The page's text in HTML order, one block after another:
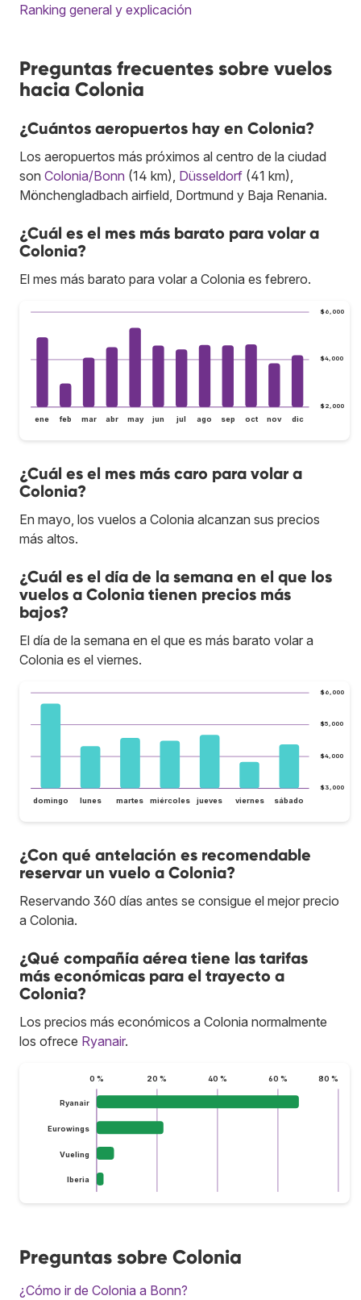
Ranking general y explicación
Preguntas frecuentes sobre vuelos
hacia Colonia
¿Cuántos aeropuertos hay en Colonia?
Los aeropuertos más próximos al centro de la ciudad
son Colonia/Bonn (14 km), Düsseldorf (41 km),
Mönchengladbach airfield, Dortmund y Baja Renania.
¿Cuál es el mes más barato para volar a
Colonia?
El mes más barato para volar a Colonia es febrero.
$2,000
$4,000
$6,000
ene feb mar abr may jun jul ago sep oct nov dic
¿Cuál es el mes más caro para volar a
Colonia?
En mayo, los vuelos a Colonia alcanzan sus precios
más altos.
¿Cuál es el día de la semana en el que los
vuelos a Colonia tienen precios más
bajos?
El día de la semana en el que es más barato volar a
Colonia es el viernes.
$3,000
$4,000
$5,000
$6,000
domingo lunes martes miércoles jueves viernes sábado
¿Con qué antelación es recomendable
reservar un vuelo a Colonia?
Reservando 360 días antes se consigue el mejor precio
a Colonia.
¿Qué compañía aérea tiene las tarifas
más económicas para el trayecto a
Colonia?
Los precios más económicos a Colonia normalmente
los ofrece Ryanair.
0 % 20 % 40 % 60 % 80 %
Ryanair
Eurowings
Vueling
Iberia
Preguntas sobre Colonia
¿Cómo ir de Colonia a Bonn?